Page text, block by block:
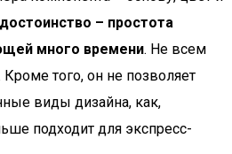
достоинство – простота
много времени. Не всем
Кроме того, он не позволяет
виды дизайна, как,
подходит для экспресс-